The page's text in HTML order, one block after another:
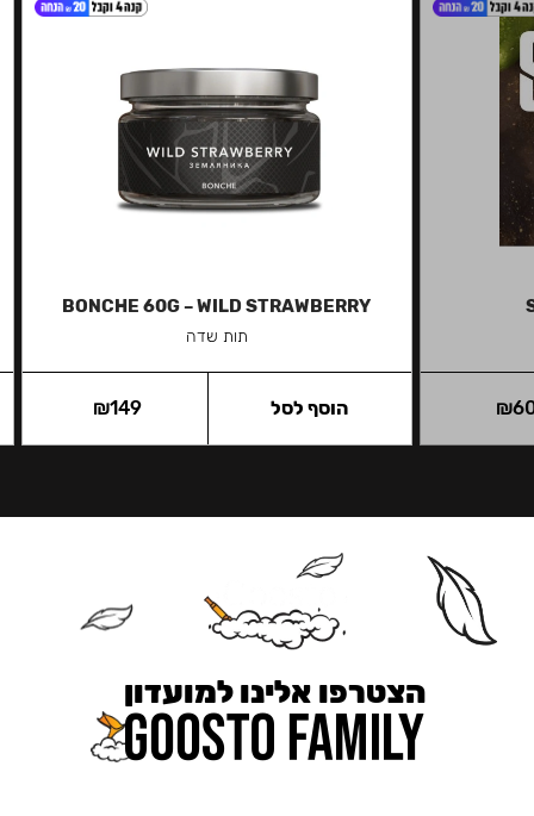
₪
BONCHE 60G – WILD STRAWBERRY
תות שדה
₪149 הוסף לסל
הצטרפו אלינו למועדון